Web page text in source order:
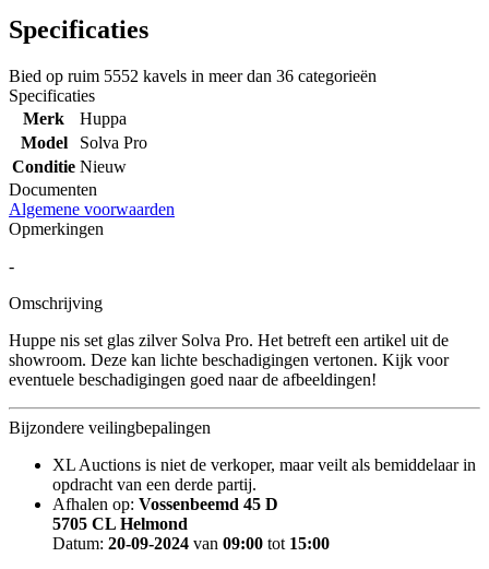
Specificaties
Bied op ruim 5552 kavels in meer dan 36 categorieën
Specificaties
Merk
Huppa
Model
Solva Pro
Conditie Nieuw
Documenten
Algemene voorwaarden
Opmerkingen
-
Omschrijving
Huppe nis set glas zilver Solva Pro. Het betreft een artikel uit de
showroom. Deze kan lichte beschadigingen vertonen. Kijk voor
eventuele beschadigingen goed naar de afbeeldingen!
Bijzondere veilingbepalingen
XL Auctions is niet de verkoper, maar veilt als bemiddelaar in
opdracht van een derde partij.
Afhalen op: Vossenbeemd 45 D
5705 CL Helmond
Datum: 20-09-2024 van 09:00 tot 15:00